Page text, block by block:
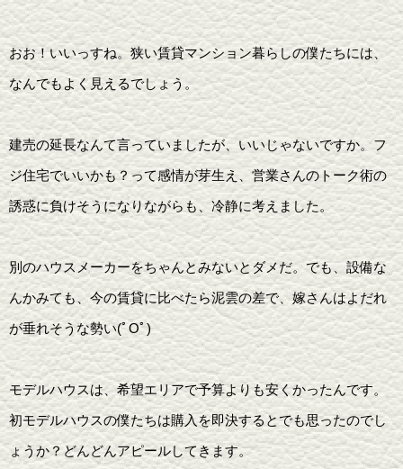
おお！いいっすね。狭い賃貸マンション暮らしの僕たちには、
なんでもよく見えるでしょう。
建売の延長なんて言っていましたが、いいじゃないですか。フ
ジ住宅でいいかも？って感情が芽生え、営業さんのトーク術の
誘惑に負けそうになりながらも、冷静に考えました。
別のハウスメーカーをちゃんとみないとダメだ。でも、設備な
んかみても、今の賃貸に比べたら泥雲の差で、嫁さんはよだれ
が垂れそうな勢い(ﾟOﾟ)
モデルハウスは、希望エリアで予算よりも安くかったんです。
初モデルハウスの僕たちは購入を即決するとでも思ったのでし
ょうか？どんどんアピールしてきます。